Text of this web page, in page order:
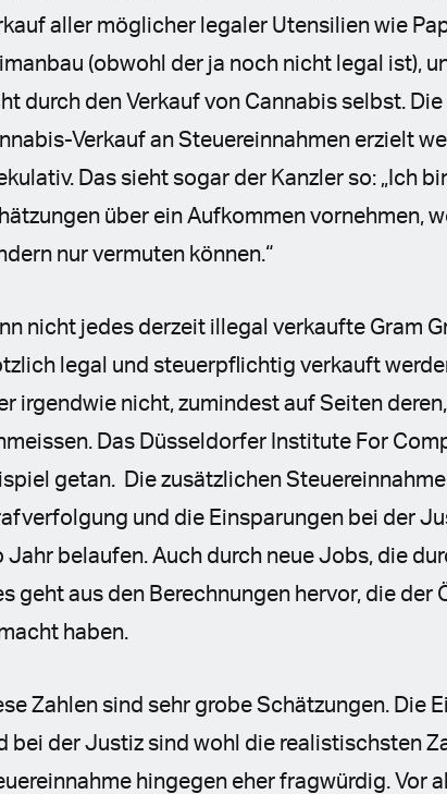
aller möglicher legaler Utensilien wie
(obwohl der ja noch nicht legal ist),
durch den Verkauf von Cannabis selbst.
Verkauf an Steuereinnahmen erzielt
Das sieht sogar der Kanzler so: „Ich
über ein Aufkommen vornehmen,
nur vermuten können.“
nicht jedes derzeit illegal verkaufte Gram
legal und steuerpflichtig verkauft
irgendwie nicht, zumindest auf Seiten
Das Düsseldorfer Institute For
getan. Die zusätzlichen
und die Einsparungen bei der
Jahr belaufen. Auch durch neue Jobs, die
geht aus den Berechnungen hervor, die der
haben.
Zahlen sind sehr grobe Schätzungen. Die
bei der Justiz sind wohl die realistischsten
hingegen eher fragwürdig. Vor